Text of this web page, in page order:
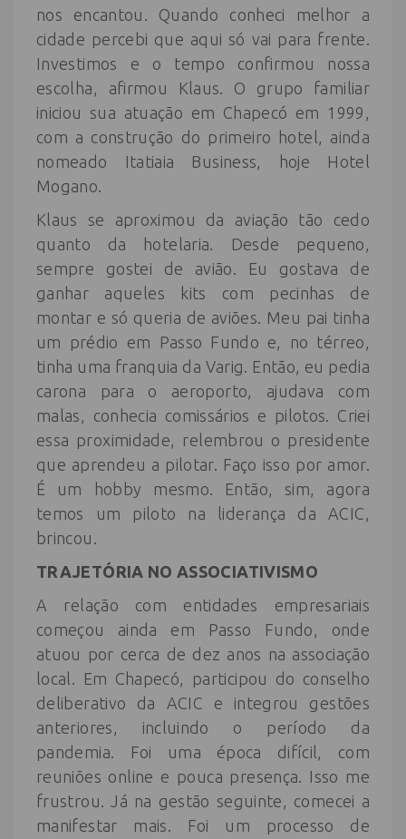
nos encantou. Quando conheci melhor a
cidade percebi que aqui só vai para frente.
Investimos e o tempo confirmou nossa
escolha, afirmou Klaus. O grupo familiar
iniciou sua atuação em Chapecó em 1999,
com a construção do primeiro hotel, ainda
nomeado Itatiaia Business, hoje Hotel
Mogano.
Klaus se aproximou da aviação tão cedo
quanto da hotelaria. Desde pequeno,
sempre gostei de avião. Eu gostava de
ganhar aqueles kits com pecinhas de
montar e só queria de aviões. Meu pai tinha
um prédio em Passo Fundo e, no térreo,
tinha uma franquia da Varig. Então, eu pedia
carona para o aeroporto, ajudava com
malas, conhecia comissários e pilotos. Criei
essa proximidade, relembrou o presidente
que aprendeu a pilotar. Faço isso por amor.
É um hobby mesmo. Então, sim, agora
temos um piloto na liderança da ACIC,
brincou.
TRAJETÓRIA NO ASSOCIATIVISMO
A relação com entidades empresariais
começou ainda em Passo Fundo, onde
atuou por cerca de dez anos na associação
local. Em Chapecó, participou do conselho
deliberativo da ACIC e integrou gestões
anteriores, incluindo o período da
pandemia. Foi uma época difícil, com
reuniões online e pouca presença. Isso me
frustrou. Já na gestão seguinte, comecei a
manifestar mais. Foi um processo de